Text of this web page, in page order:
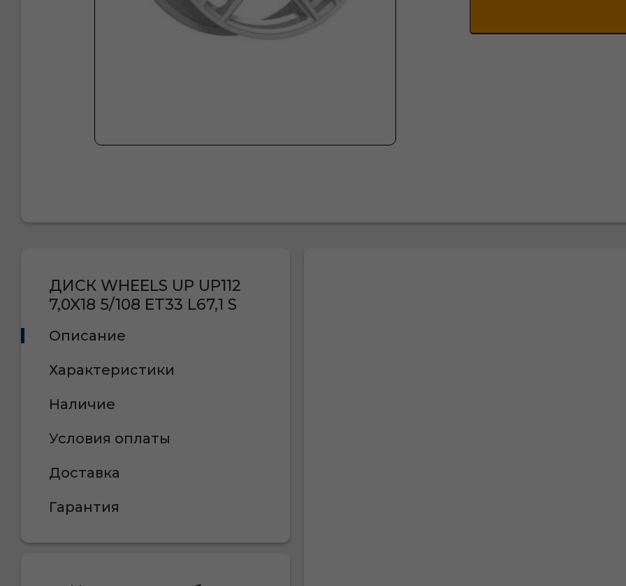
ДИСК WHEELS UP UP112
7,0X18 5/108 ET33 L67,1 S
Описание
Характеристики
Наличие
Условия оплаты
Доставка
Гарантия